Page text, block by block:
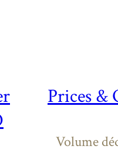
Prices &
Volume